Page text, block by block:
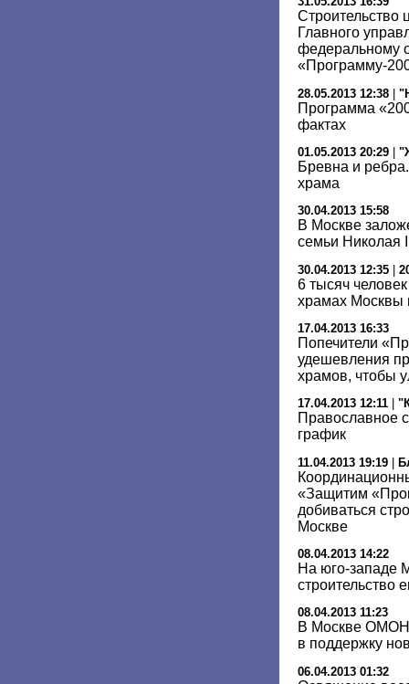
Строительство
Главного
федеральному
«Программу-
28.05.2013 12:38 |
Программа
фактах
01.05.2013 20:29
Бревна и
храма
30.04.2013 15:58
В Москве
семьи Николая
30.04.2013 12:35 |
6 тысяч
храмах Москвы
17.04.2013 16:33
Попечители
удешевления
храмов, чтобы
17.04.2013 12:11
Православное
график
11.04.2013 19:19 |
«Защитим
добиваться
Москве
08.04.2013 14:22
На юго-западе
строительство
08.04.2013 11:23
В Москве ОМОН
в поддержку
06.04.2013 01:32